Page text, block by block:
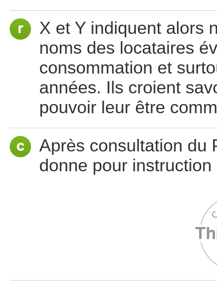
X et Y indiquent alors
noms des locataires
consommation et
années. Ils croient
pouvoir leur être
Après consultation du
donne pour